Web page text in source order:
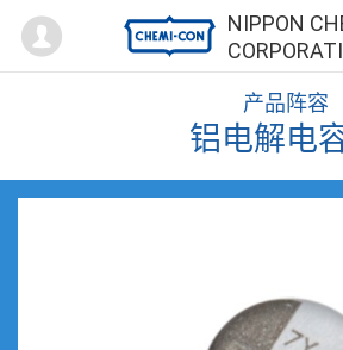
NIPPON
Mypage
产品阵容
铝电解电